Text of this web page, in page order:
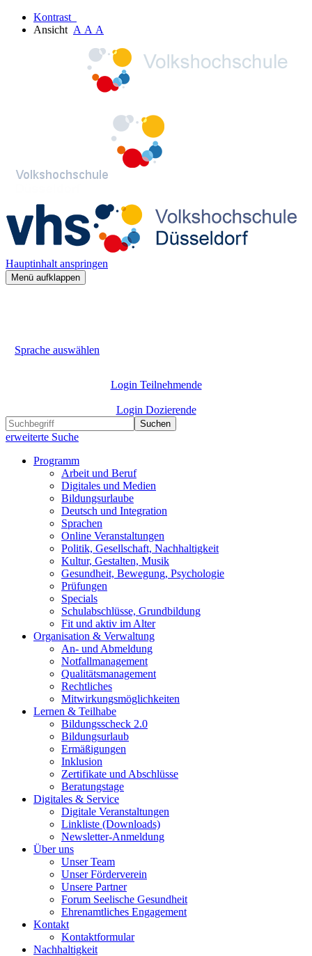
Kontrast
Ansicht A A A
Hauptinhalt anspringen
Menü aufklappen
Sprache auswählen
Login Teilnehmende
Login Dozierende
Suchen
erweiterte Suche
Programm
Arbeit und Beruf
Digitales und Medien
Bildungsurlaube
Deutsch und Integration
Sprachen
Online Veranstaltungen
Politik, Gesellschaft, Nachhaltigkeit
Kultur, Gestalten, Musik
Gesundheit, Bewegung, Psychologie
Prüfungen
Specials
Schulabschlüsse, Grundbildung
Fit und aktiv im Alter
Organisation & Verwaltung
An- und Abmeldung
Notfallmanagement
Qualitätsmanagement
Rechtliches
Mitwirkungsmöglichkeiten
Lernen & Teilhabe
Bildungsscheck 2.0
Bildungsurlaub
Ermäßigungen
Inklusion
Zertifikate und Abschlüsse
Beratungstage
Digitales & Service
Digitale Veranstaltungen
Linkliste (Downloads)
Newsletter-Anmeldung
Über uns
Unser Team
Unser Förderverein
Unsere Partner
Forum Seelische Gesundheit
Ehrenamtliches Engagement
Kontakt
Kontaktformular
Nachhaltigkeit